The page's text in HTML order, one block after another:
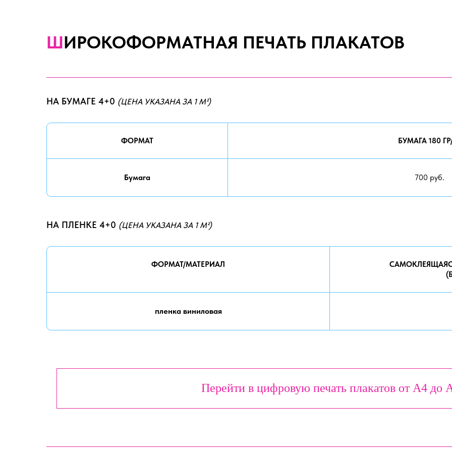
ШИРОКОФОРМАТНАЯ ПЕЧАТЬ ПЛАКАТОВ
НА БУМАГЕ 4+0 (ЦЕНА УКАЗАНА ЗА 1 М²)
ФОРМАТ БУМАГА 180
Бумага 700 руб.
НА ПЛЕНКЕ 4+0 (ЦЕНА УКАЗАНА ЗА 1 М²)
ФОРМАТ/МАТЕРИАЛ
пленка виниловая
Перейти в цифровую печать плакатов от А4 до